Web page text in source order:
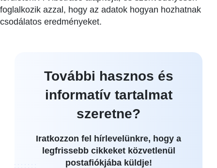
foglalkozik azzal, hogy az adatok hogyan hozhatnak
csodálatos eredményeket.
További hasznos és
informatív tartalmat
szeretne?
Iratkozzon fel hírlevelünkre, hogy a
legfrissebb cikkeket közvetlenül
postafiókjába küldje!